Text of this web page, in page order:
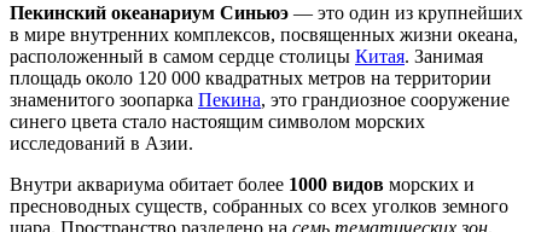
Пекинский океанариум Синьюэ — это один из крупнейших
в мире внутренних комплексов, посвященных жизни океана,
расположенный в самом сердце столицы Китая. Занимая
площадь около 120 000 квадратных метров на территории
знаменитого зоопарка Пекина, это грандиозное сооружение
синего цвета стало настоящим символом морских
исследований в Азии.
Внутри аквариума обитает более 1000 видов морских и
пресноводных существ, собранных со всех уголков земного
шара. Пространство разделено на семь тематических зон,